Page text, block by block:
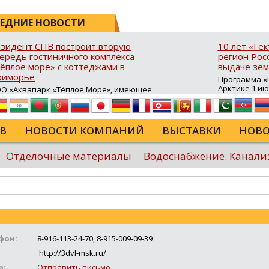
НОВОСТИ
СПВ построит вторую
гостиничного комплекса
море» с коттеджами в
«Аквапарк «Тёплое Море», имеющее
резидента свободного порта
(СПВ), продолжает развитие
инфраструктуры в Хасанском
Приморского края. В посёлке
на юго‑восточном побережье
Брюса стартовало
второй очереди гостиничного
«Тёплое море». В рамках проекта
процедура свободной таможенной
(СТЗ), позволяющая ...
10 лет
регион
выдаче
Программа
Арктике 1
10 лет в ДФО
время она
для
сельского
программы
России...
НОВОСТИ КОМПАНИЙ ВЫСТАВКИ
Отделочные материалы Водоснабжение.
Еще
8-916-113-24-70, 8-915-009-09-39
http://3dvl-msk.ru/